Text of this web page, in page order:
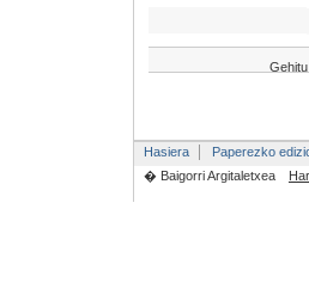
Hasiera Paperezko
� Baigorri Argitaletxea